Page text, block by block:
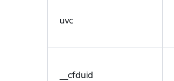
uvc
__cfduid